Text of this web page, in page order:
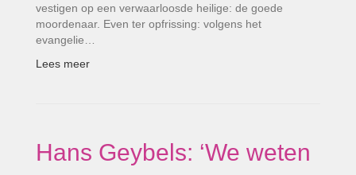
vestigen op een verwaarloosde heilige: de goede
moordenaar. Even ter opfrissing: volgens het
evangelie…
Lees meer
Hans Geybels: ‘We weten